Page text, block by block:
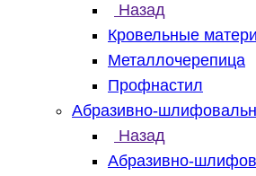
Назад
Кровельные
Металлочерепица
Профнастил
Абразивно-
Назад
Абразивно-